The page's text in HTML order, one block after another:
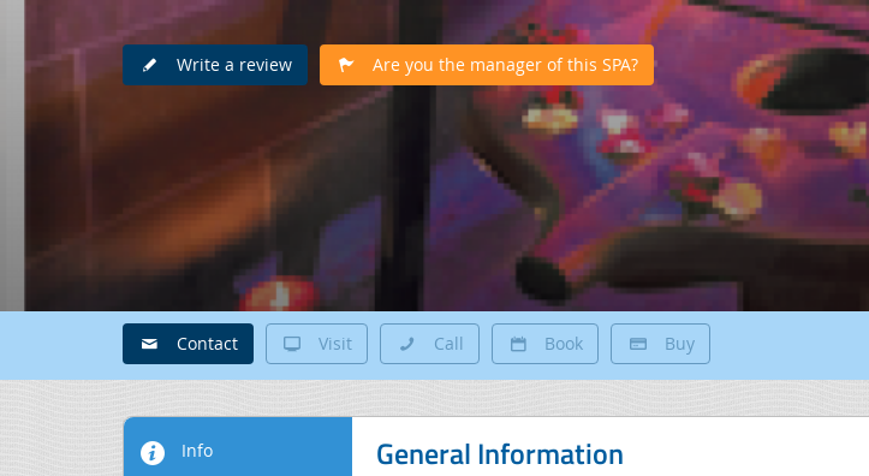
Write a review Are you the manager of this SPA?
Contact Visit Call Book Buy
Info General Information